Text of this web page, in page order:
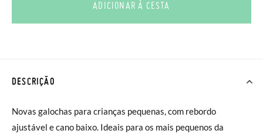
ADICIONAR À CESTA
DESCRIÇÃO
Novas galochas para crianças pequenas, com rebordo
ajustável e cano baixo. Ideais para os mais pequenos da